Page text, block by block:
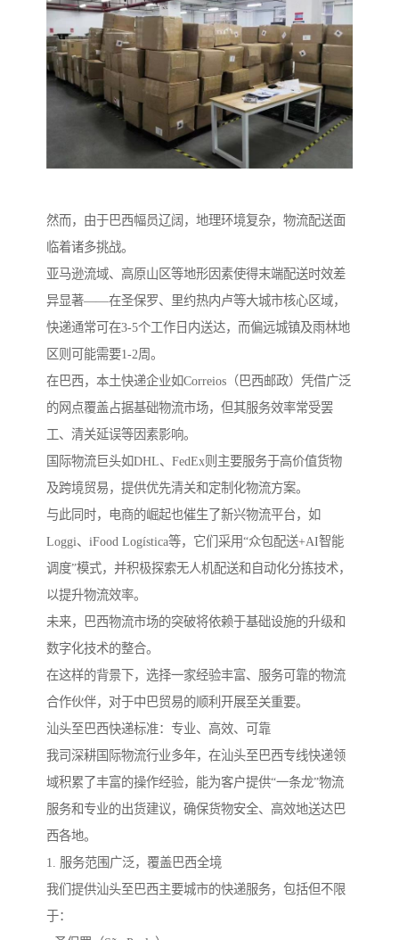
然而，由于巴西幅员辽阔，地理环境复杂，物流配送面
临着诸多挑战。
亚马逊流域、高原山区等地形因素使得末端配送时效差
异显著——在圣保罗、里约热内卢等大城市核心区域，
快递通常可在3-5个工作日内送达，而偏远城镇及雨林地
区则可能需要1-2周。
在巴西，本土快递企业如Correios（巴西邮政）凭借广泛
的网点覆盖占据基础物流市场，但其服务效率常受罢
工、清关延误等因素影响。
国际物流巨头如DHL、FedEx则主要服务于高价值货物
及跨境贸易，提供优先清关和定制化物流方案。
与此同时，电商的崛起也催生了新兴物流平台，如
Loggi、iFood Logística等，它们采用“众包配送+AI智能
调度”模式，并积极探索无人机配送和自动化分拣技术，
以提升物流效率。
未来，巴西物流市场的突破将依赖于基础设施的升级和
数字化技术的整合。
在这样的背景下，选择一家经验丰富、服务可靠的物流
合作伙伴，对于中巴贸易的顺利开展至关重要。
汕头至巴西快递标准：专业、高效、可靠
我司深耕国际物流行业多年，在汕头至巴西专线快递领
域积累了丰富的操作经验，能为客户提供“一条龙”物流
服务和专业的出货建议，确保货物安全、高效地送达巴
西各地。
1. 服务范围广泛，覆盖巴西全境
我们提供汕头至巴西主要城市的快递服务，包括但不限
于：